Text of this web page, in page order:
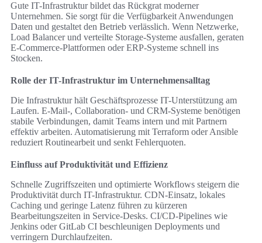
Gute IT-Infrastruktur bildet das Rückgrat moderner
Unternehmen. Sie sorgt für die Verfügbarkeit Anwendungen
Daten und gestaltet den Betrieb verlässlich. Wenn Netzwerke,
Load Balancer und verteilte Storage-Systeme ausfallen, geraten
E‑Commerce-Plattformen oder ERP-Systeme schnell ins
Stocken.
Rolle der IT-Infrastruktur im Unternehmensalltag
Die Infrastruktur hält Geschäftsprozesse IT-Unterstützung am
Laufen. E‑Mail-, Collaboration- und CRM-Systeme benötigen
stabile Verbindungen, damit Teams intern und mit Partnern
effektiv arbeiten. Automatisierung mit Terraform oder Ansible
reduziert Routinearbeit und senkt Fehlerquoten.
Einfluss auf Produktivität und Effizienz
Schnelle Zugriffszeiten und optimierte Workflows steigern die
Produktivität durch IT-Infrastruktur. CDN-Einsatz, lokales
Caching und geringe Latenz führen zu kürzeren
Bearbeitungszeiten in Service-Desks. CI/CD-Pipelines wie
Jenkins oder GitLab CI beschleunigen Deployments und
verringern Durchlaufzeiten.